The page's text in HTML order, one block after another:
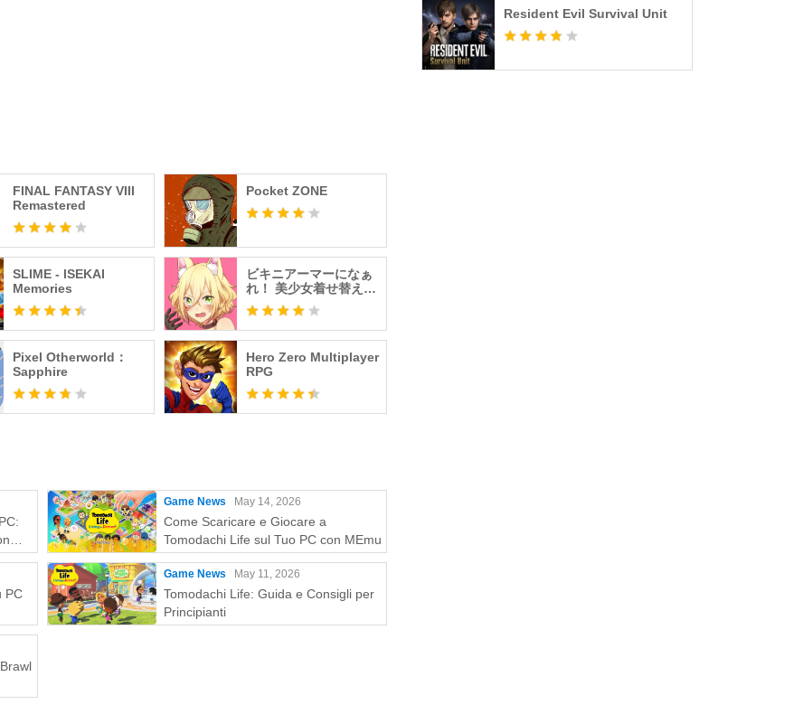
FINAL FANTASY VIII
Remastered
Pocket ZONE
SLIME - ISEKAI
Memories
ビキニアーマーになぁ
れ！ 美少女着せ替えゲ
ーム
Pixel Otherworld：
Sapphire
Hero Zero Multiplayer
RPG
PC
Game News May 14, 2026
Come Scaricare e Giocare a
Tomodachi Life sul Tuo PC con MEmu
Game News May 11, 2026
Tomodachi Life: Guida e Consigli per
Principianti
Resident Evil Survival Unit